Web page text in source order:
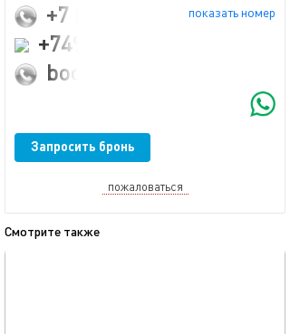
показать номер
+7 (916) 883-36-00
+74951092240
booking@flatinn.ru
Запросить бронь
пожаловаться
Смотрите также